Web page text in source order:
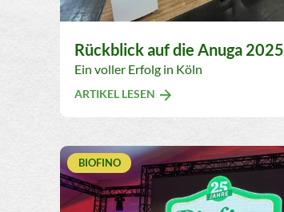
Rückblick auf die Anuga 2025
Ein voller Erfolg in Köln
ARTIKEL LESEN
BIOFINO